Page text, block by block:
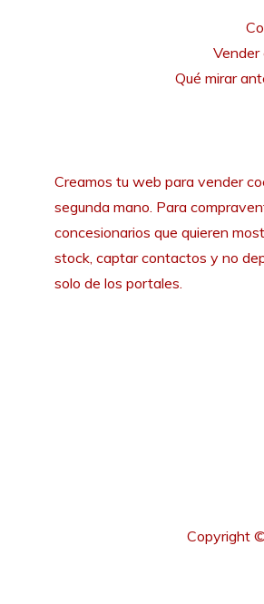
Vender
Qué mirar
Creamos tu web para vender
segunda mano. Para
concesionarios que quieren
stock, captar contactos y no
solo de los portales.
Copyright